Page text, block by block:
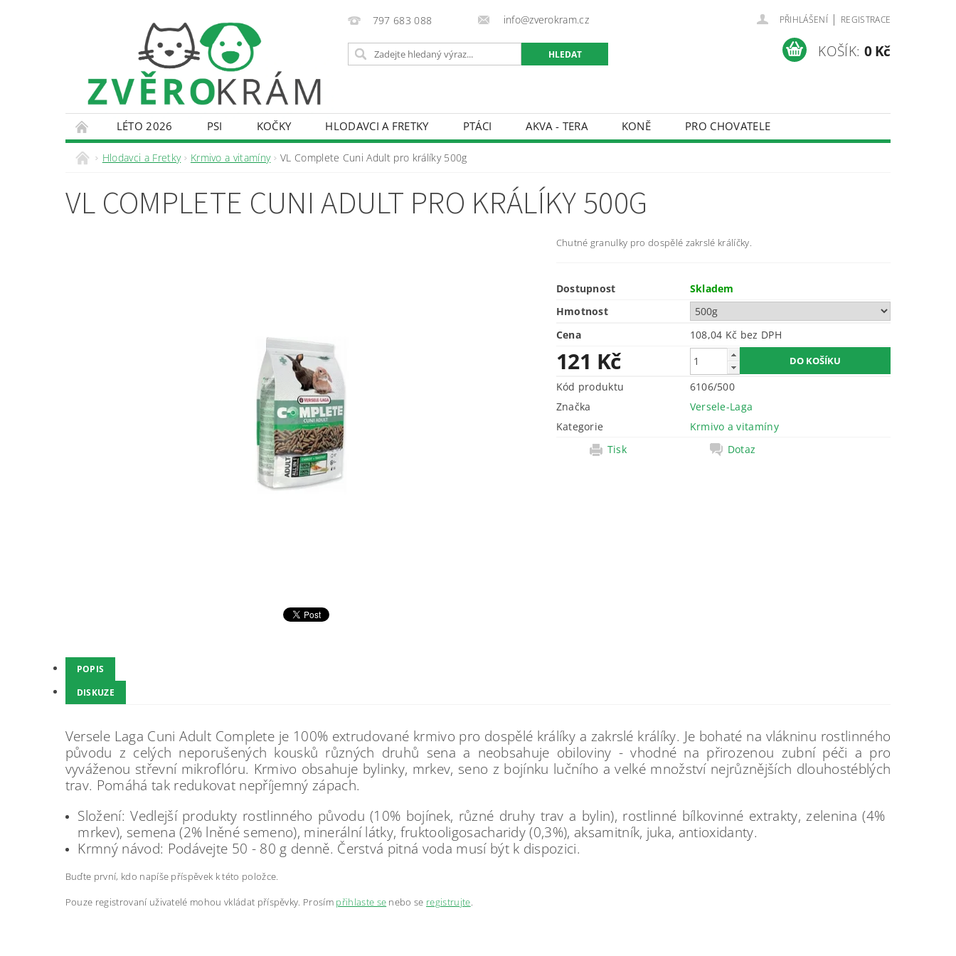
797 683 088 info@zverokram.cz PŘIHLÁŠENÍ | REGISTRACE
KOŠÍK: 0 Kč
LÉTO 2026 PSI KOČKY HLODAVCI A FRETKY PTÁCI AKVA - TERA KONĚ
PRO CHOVATELE
KONTAKTY
DOPRAVA A PLATBA OBCHODNÍ PODMÍNKY PODMÍNKY OCHRANY OSOBNÍCH ÚDAJŮ
Hlodavci a Fretky Krmivo a vitamíny VL Complete Cuni Adult pro králíky 500g
VL COMPLETE CUNI ADULT PRO KRÁLÍKY 500G
Chutné granulky pro dospělé zakrslé králíčky.
Dostupnost
Skladem
Hmotnost
Cena
108,04 Kč bez DPH
121 Kč
Kód produktu
6106/500
Značka
Versele-Laga
Kategorie
Krmivo a vitamíny
Tisk
Dotaz
POPIS
DISKUZE
Versele Laga Cuni Adult Complete je 100% extrudované krmivo pro dospělé králíky a zakrslé králíky. Je bohaté na vlákninu rostlinného
původu z celých neporušených kousků různých druhů sena a neobsahuje obiloviny - vhodné na přirozenou zubní péči a pro
vyváženou střevní mikroflóru. Krmivo obsahuje bylinky, mrkev, seno z bojínku lučního a velké množství nejrůznějších dlouhostéblých
trav. Pomáhá tak redukovat nepříjemný zápach.
Složení: Vedlejší produkty rostlinného původu (10% bojínek, různé druhy trav a bylin), rostlinné bílkovinné extrakty, zelenina (4%
mrkev), semena (2% lněné semeno), minerální látky, fruktooligosacharidy (0,3%), aksamitník, juka, antioxidanty.
Krmný návod: Podávejte 50 - 80 g denně. Čerstvá pitná voda musí být k dispozici.
Buďte první, kdo napíše příspěvek k této položce.
Pouze registrovaní uživatelé mohou vkládat příspěvky. Prosím přihlaste se nebo se registrujte.